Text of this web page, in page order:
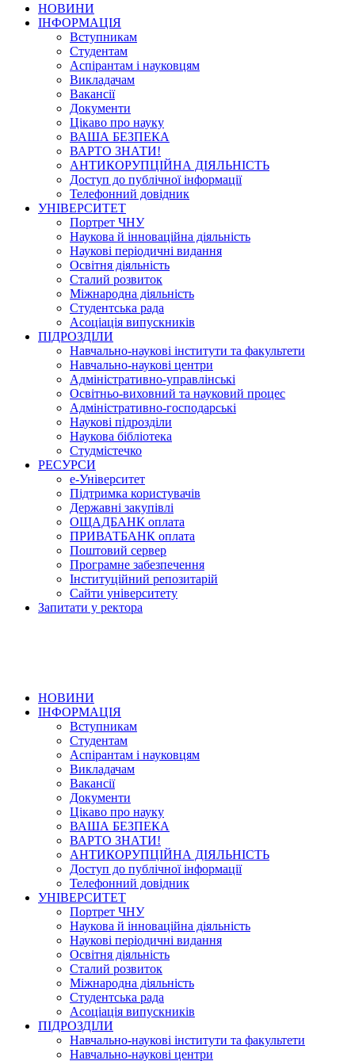
НОВИНИ
ІНФОРМАЦІЯ
Вступникам
Студентам
Аспірантам і науковцям
Викладачам
Вакансії
Документи
Цікаво про науку
ВАША БЕЗПЕКА
ВАРТО ЗНАТИ!
АНТИКОРУПЦІЙНА ДІЯЛЬНІСТЬ
Доступ до публічної інформації
Телефонний довідник
УНІВЕРСИТЕТ
Портрет ЧНУ
Наукова й інноваційна діяльність
Наукові періодичні видання
Освітня діяльність
Сталий розвиток
Міжнародна діяльність
Студентська рада
Асоціація випускників
ПІДРОЗДІЛИ
Навчально-наукові інститути та факультети
Навчально-наукові центри
Адміністративно-управлінські
Освітньо-виховний та науковий процес
Адміністративно-господарські
Наукові підрозділи
Наукова бібліотека
Студмістечко
РЕСУРСИ
е-Університет
Підтримка користувачів
Державні закупівлі
ОЩАДБАНК оплата
ПРИВАТБАНК оплата
Поштовий сервер
Програмне забезпечення
Інституційний репозитарій
Сайти університету
Запитати у ректора
НОВИНИ
ІНФОРМАЦІЯ
Вступникам
Студентам
Аспірантам і науковцям
Викладачам
Вакансії
Документи
Цікаво про науку
ВАША БЕЗПЕКА
ВАРТО ЗНАТИ!
АНТИКОРУПЦІЙНА ДІЯЛЬНІСТЬ
Доступ до публічної інформації
Телефонний довідник
УНІВЕРСИТЕТ
Портрет ЧНУ
Наукова й інноваційна діяльність
Наукові періодичні видання
Освітня діяльність
Сталий розвиток
Міжнародна діяльність
Студентська рада
Асоціація випускників
ПІДРОЗДІЛИ
Навчально-наукові інститути та факультети
Навчально-наукові центри